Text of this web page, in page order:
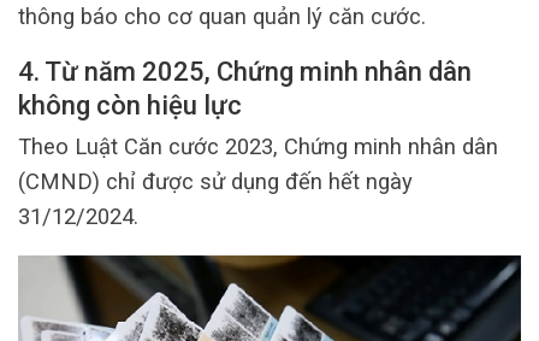
thông báo cho cơ quan quản lý căn cước.
4. Từ năm 2025, Chứng minh nhân dân
không còn hiệu lực
Theo Luật Căn cước 2023, Chứng minh nhân dân
(CMND) chỉ được sử dụng đến hết ngày
31/12/2024.